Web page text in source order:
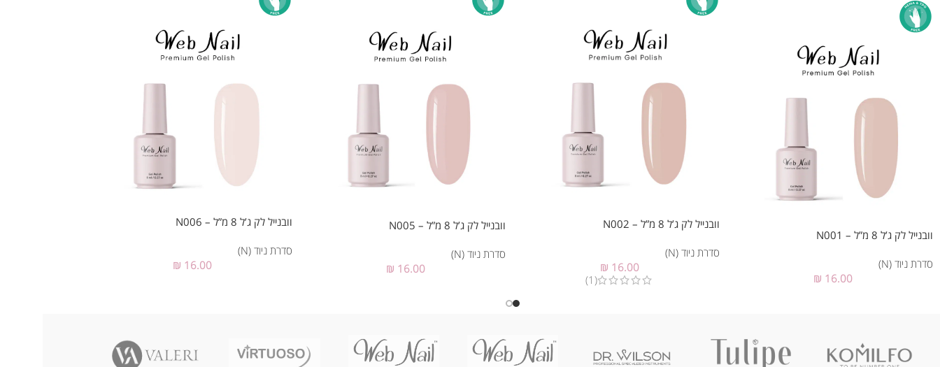
וובנייל לק ג’ל 8 מ”ל – N001
סדרת ניוד (N)
₪ 16.00
וובנייל לק ג’ל 8 מ”ל – N002
סדרת ניוד (N)
₪ 16.00
(1)
וובנייל לק ג’ל 8 מ”ל – N005
סדרת ניוד (N)
₪ 16.00
וובנייל לק ג’ל 8 מ”ל – N006
סדרת ניוד (N)
₪ 16.00